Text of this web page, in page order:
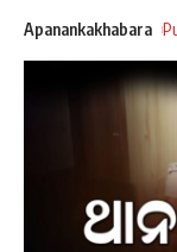
Apanankakhabara